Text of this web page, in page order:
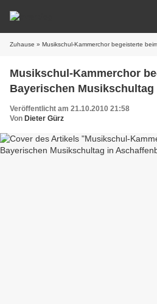
Zuhause » Musikschul-Kammerchor begeisterte beim
Musikschul-Kammerchor
Bayerischen
Veröffentlicht am 21.10.2010 21:58
Von Dieter Gürz